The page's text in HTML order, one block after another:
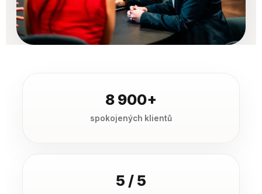
8 900+
spokojených klientů
5 / 5